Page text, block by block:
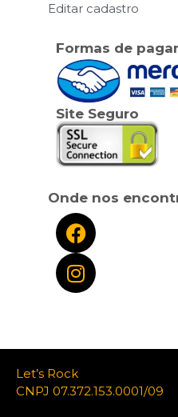
Editar cadastro
Formas de
Site Seguro
Onde nos
Let’s Rock
CNPJ 07.372.153.0001/09